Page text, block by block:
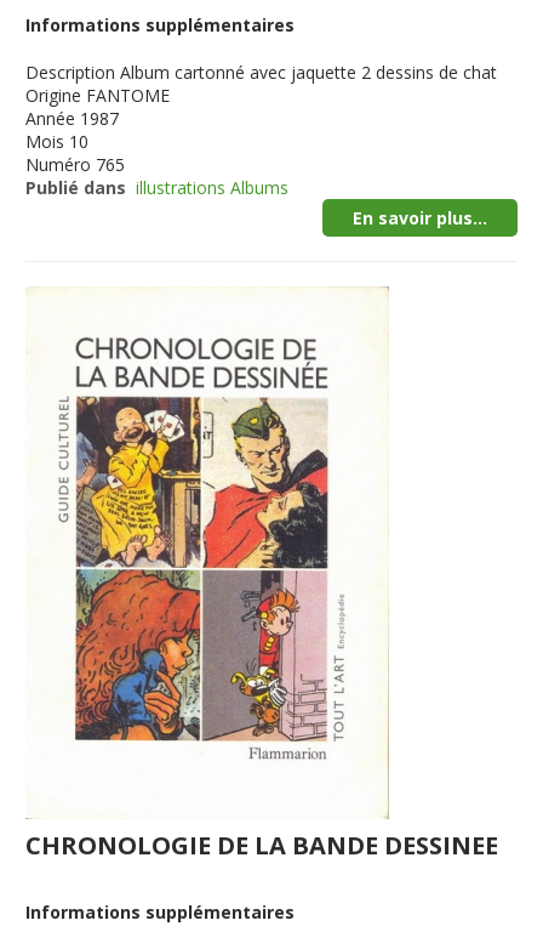
Informations supplémentaires
Description Album cartonné avec jaquette 2 dessins de chat
Origine FANTOME
Année 1987
Mois 10
Numéro 765
Publié dans illustrations Albums
En savoir plus...
CHRONOLOGIE DE LA BANDE DESSINEE
Informations supplémentaires